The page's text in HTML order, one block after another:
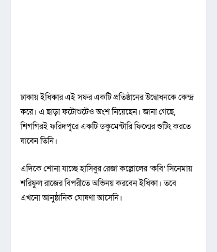
ঢাকায় ইধিকার এই সফর একটি প্রতিষ্ঠানের উদ্বোধনকে কেন্দ্র
করে। এ ছাড়া ফটোশুটেও অংশ নিয়েছেন। জানা গেছে,
শিগগিরই ফরিদপুরে একটি ডকুমেন্টারি ফিল্মের শুটিং করতে
যাবেন তিনি।
এদিকে শোনা যাচ্ছে হাসিবুর রেজা কল্লোলের ‘কবি’ সিনেমায়
শরিফুল রাজের বিপরীতে অভিনয় করবেন ইধিকা। তবে
এখনো আনুষ্ঠানিক ঘোষণা আসেনি।